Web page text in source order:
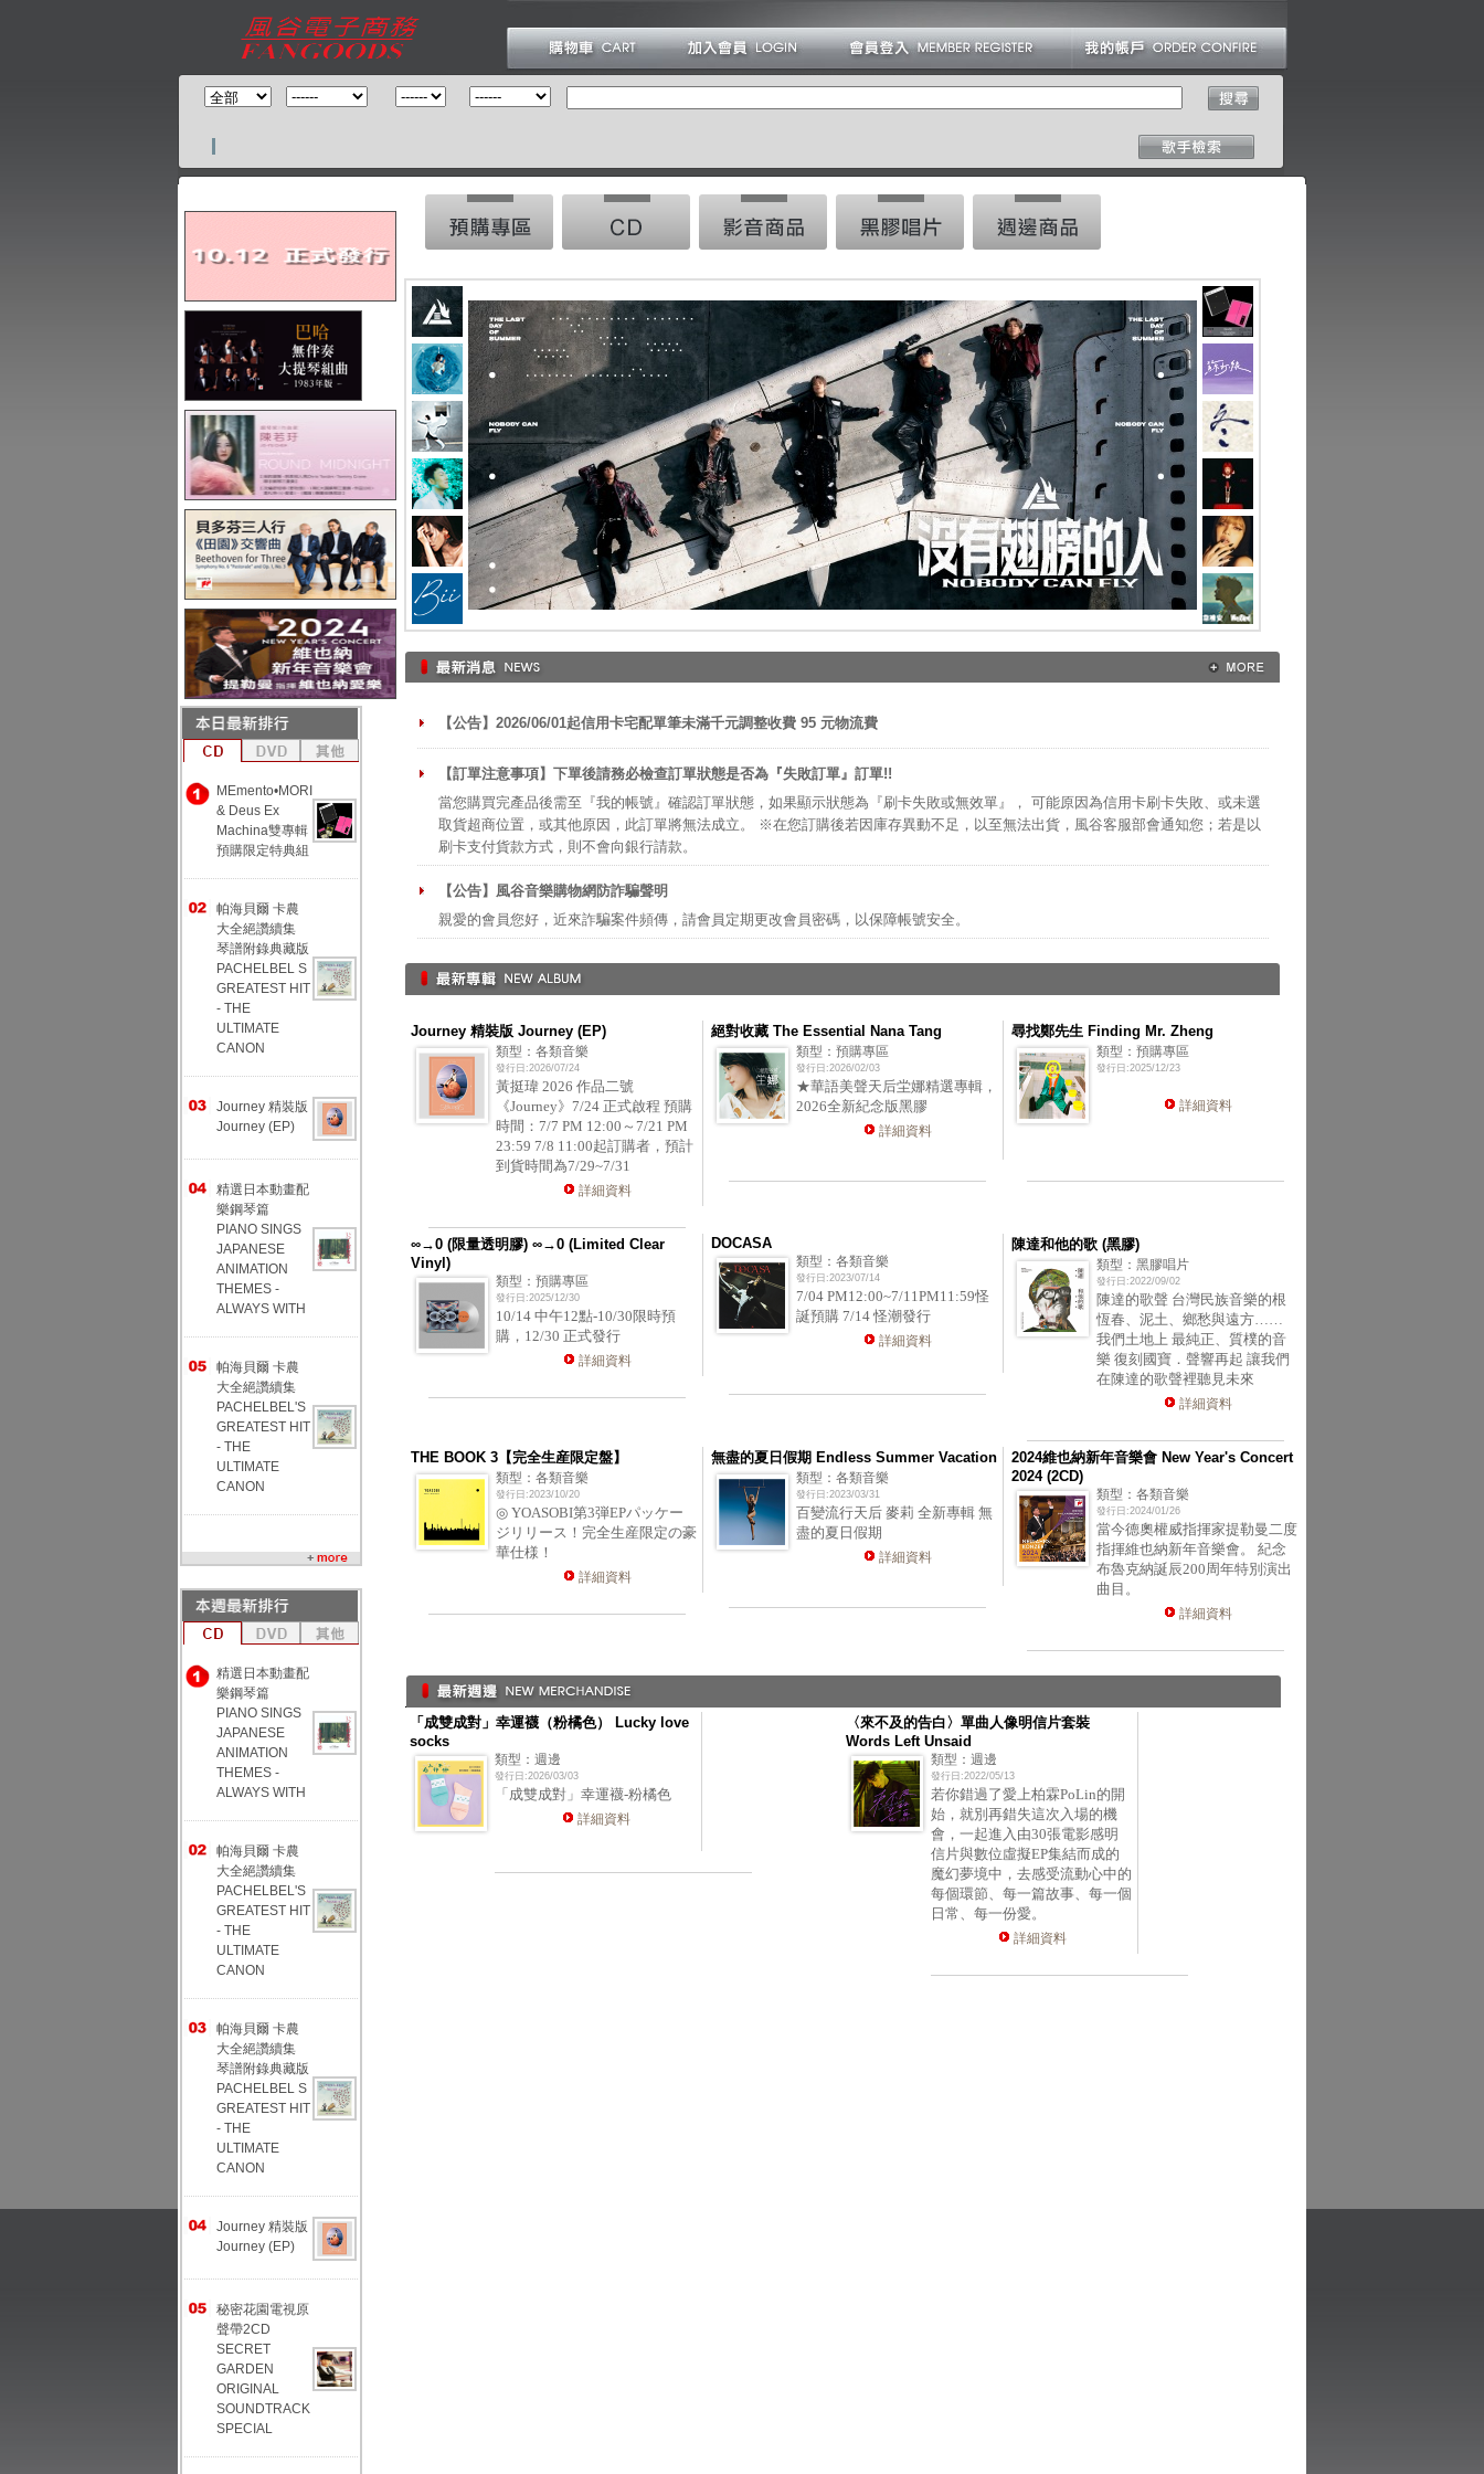
MEmento•MORI
& Deus Ex
Machina雙專輯
預購限定特典組
帕海貝爾 卡農
大全絕讚續集
琴譜附錄典藏版
PACHELBEL S
GREATEST HIT
- THE
ULTIMATE
CANON
Journey 精裝版
Journey (EP)
精選日本動畫配
樂鋼琴篇
PIANO SINGS
JAPANESE
ANIMATION
THEMES -
ALWAYS WITH
帕海貝爾 卡農
大全絕讚續集
PACHELBEL'S
GREATEST HIT
- THE
ULTIMATE
CANON
精選日本動畫配
樂鋼琴篇
PIANO SINGS
JAPANESE
ANIMATION
THEMES -
ALWAYS WITH
帕海貝爾 卡農
大全絕讚續集
PACHELBEL'S
GREATEST HIT
- THE
ULTIMATE
CANON
帕海貝爾 卡農
大全絕讚續集
琴譜附錄典藏版
PACHELBEL S
GREATEST HIT
- THE
ULTIMATE
CANON
Journey 精裝版
Journey (EP)
秘密花園電視原
聲帶2CD
SECRET
GARDEN
ORIGINAL
SOUNDTRACK
SPECIAL
【公告】2026/06/01起信用卡宅配單筆未滿千元調整收費 95 元物流費
【訂單注意事項】下單後請務必檢查訂單狀態是否為『失敗訂單』訂單!!
當您購買完產品後需至『我的帳號』確認訂單狀態，如果顯示狀態為『刷卡失敗或無效單』， 可能原因為信用卡刷卡失敗、或未選
取貨超商位置，或其他原因，此訂單將無法成立。 ※在您訂購後若因庫存異動不足，以至無法出貨，風谷客服部會通知您；若是以
刷卡支付貨款方式，則不會向銀行請款。
【公告】風谷音樂購物網防詐騙聲明
親愛的會員您好，近來詐騙案件頻傳，請會員定期更改會員密碼，以保障帳號安全。
Journey 精裝版 Journey (EP)
類型：各類音樂
發行日:2026/07/24
黃挺瑋 2026 作品二號
《Journey》7/24 正式啟程 預購
時間：7/7 PM 12:00～7/21 PM
23:59 7/8 11:00起訂購者，預計
到貨時間為7/29~7/31
詳細資料
絕對收藏 The Essential Nana Tang
類型：預購專區
發行日:2026/02/03
★華語美聲天后坣娜精選專輯，
2026全新紀念版黑膠
詳細資料
尋找鄭先生 Finding Mr. Zheng
類型：預購專區
發行日:2025/12/23
詳細資料
∞→0 (限量透明膠) ∞→0 (Limited Clear
Vinyl)
類型：預購專區
發行日:2025/12/30
10/14 中午12點-10/30限時預
購，12/30 正式發行
詳細資料
DOCASA
類型：各類音樂
發行日:2023/07/14
7/04 PM12:00~7/11PM11:59怪
誕預購 7/14 怪潮發行
詳細資料
陳達和他的歌 (黑膠)
類型：黑膠唱片
發行日:2022/09/02
陳達的歌聲 台灣民族音樂的根
恆春、泥土、鄉愁與遠方……
我們土地上 最純正、質樸的音
樂 復刻國寶．聲響再起 讓我們
在陳達的歌聲裡聽見未來
詳細資料
THE BOOK 3【完全生産限定盤】
類型：各類音樂
發行日:2023/10/20
◎ YOASOBI第3弾EPパッケー
ジリリース！完全生産限定の豪
華仕様！
詳細資料
無盡的夏日假期 Endless Summer Vacation
類型：各類音樂
發行日:2023/03/31
百變流行天后 麥莉 全新專輯 無
盡的夏日假期
詳細資料
2024維也納新年音樂會 New Year's Concert
2024 (2CD)
類型：各類音樂
發行日:2024/01/26
當今德奧權威指揮家提勒曼二度
指揮維也納新年音樂會。 紀念
布魯克納誕辰200周年特別演出
曲目。
詳細資料
「成雙成對」幸運襪（粉橘色） Lucky love
socks
類型：週邊
發行日:2026/03/03
「成雙成對」幸運襪-粉橘色
詳細資料
〈來不及的告白〉單曲人像明信片套裝
Words Left Unsaid
類型：週邊
發行日:2022/05/13
若你錯過了愛上柏霖PoLin的開
始，就別再錯失這次入場的機
會，一起進入由30張電影感明
信片與數位虛擬EP集結而成的
魔幻夢境中，去感受流動心中的
每個環節、每一篇故事、每一個
日常、每一份愛。
詳細資料